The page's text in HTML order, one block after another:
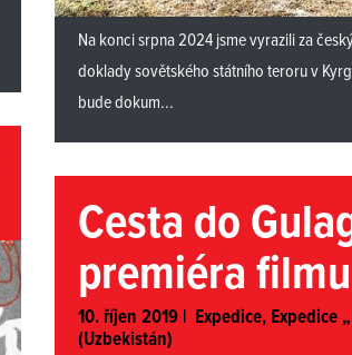
Na konci srpna 2024 jsme vyrazili za
doklady sovětského státního teroru v
bude dokum...
Cesta do
premiéra
10. říjen 2019 | Expedice, Expedice
(Uzbekistán)